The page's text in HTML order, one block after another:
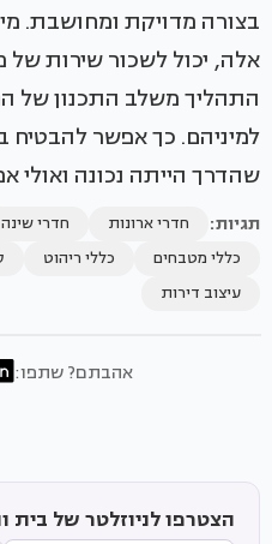
בצורה מדויקת ומחושבת.
אלה, יכול לשכור שירות
התהליך משלב התכנון של
למיניהם. כך אפשר להבטיח
שהדרך הייתה נכונה ואולי
תגיות: חדרי ארונות חדרי שינה
כללי מטבחים
כללי ריהוט
עיצוב דירות
אהבתם? שתפו:
הצטרפו לניוזלטר של בית